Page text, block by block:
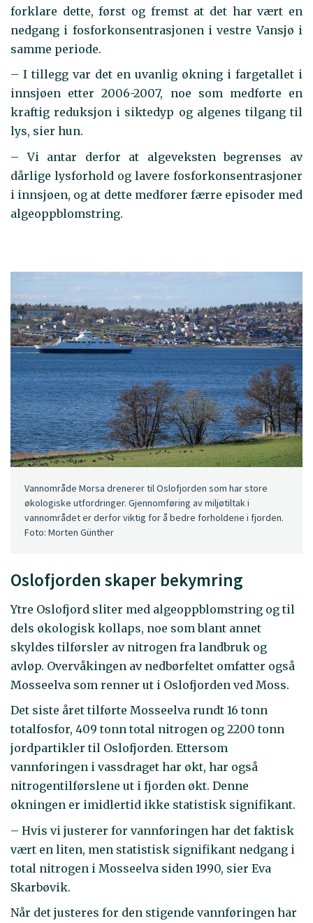
forklare dette, først og fremst at det har vært en
nedgang i fosforkonsentrasjonen i vestre Vansjø i
samme periode.
– I tillegg var det en uvanlig økning i fargetallet i
innsjøen etter 2006-2007, noe som medførte en
kraftig reduksjon i siktedyp og algenes tilgang til
lys, sier hun.
– Vi antar derfor at algeveksten begrenses av
dårlige lysforhold og lavere fosforkonsentrasjoner
i innsjøen, og at dette medfører færre episoder med
algeoppblomstring.
Vannområde Morsa drenerer til Oslofjorden som har store
økologiske utfordringer. Gjennomføring av miljøtiltak i
vannområdet er derfor viktig for å bedre forholdene i fjorden.
Foto: Morten Günther
Oslofjorden skaper bekymring
Ytre Oslofjord sliter med algeoppblomstring og til
dels økologisk kollaps, noe som blant annet
skyldes tilførsler av nitrogen fra landbruk og
avløp. Overvåkingen av nedbørfeltet omfatter også
Mosseelva som renner ut i Oslofjorden ved Moss.
Det siste året tilførte Mosseelva rundt 16 tonn
totalfosfor, 409 tonn total nitrogen og 2200 tonn
jordpartikler til Oslofjorden. Ettersom
vannføringen i vassdraget har økt, har også
nitrogentilførslene ut i fjorden økt. Denne
økningen er imidlertid ikke statistisk signifikant.
– Hvis vi justerer for vannføringen har det faktisk
vært en liten, men statistisk signifikant nedgang i
total nitrogen i Mosseelva siden 1990, sier Eva
Skarbøvik.
Når det justeres for den stigende vannføringen har